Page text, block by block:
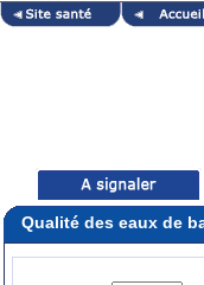
Qualité des eaux de